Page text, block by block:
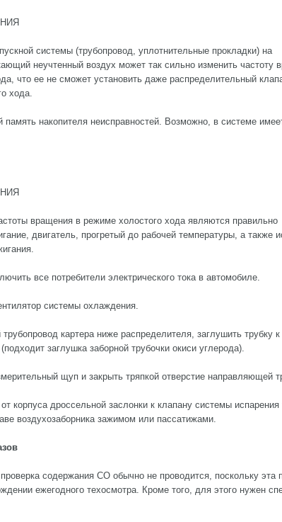
системы (трубопровод, уплотнительные прокладки) на
неучтенный воздух может так сильно изменить частоту
что ее не сможет установить даже распределительный
хода.
память накопителя неисправностей. Возможно, в системе
вращения в режиме холостого хода являются правильно
двигатель, прогретый до рабочей температуры, а также
все потребители электрического тока в автомобиле.
системы охлаждения.
картера ниже распределителя, заглушить трубку к
заглушка заборной трубочки окиси углерода).
щуп и закрыть тряпкой отверстие направляющей
корпуса дроссельной заслонки к клапану системы испарения
воздухозаборника зажимом или пассатижами.
содержания СО обычно не проводится, поскольку эта
ежегодного техосмотра. Кроме того, для этого нужен